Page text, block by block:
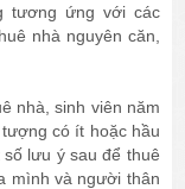
tương ứng với các
nhà nguyên căn,
nhà, sinh viên năm
có ít hoặc hầu
lưu ý sau để thuê
mình và người thân